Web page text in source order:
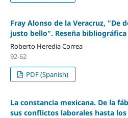
Fray Alonso de la Veracruz, "De
justo bello". Reseña bibliográfica
Roberto Heredia Correa
92-62
PDF (Spanish)
La constancia mexicana. De la
sus conflictos laborales hasta